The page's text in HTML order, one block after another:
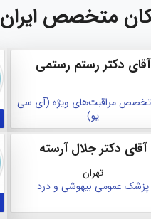
متخصص ایران
آقای دکتر رستم رستمی
مراقبت‌های ویژه (آی سی
یو)
آقای دکتر جلال آرسته
تهران
پزشک عمومی بیهوشی و درد